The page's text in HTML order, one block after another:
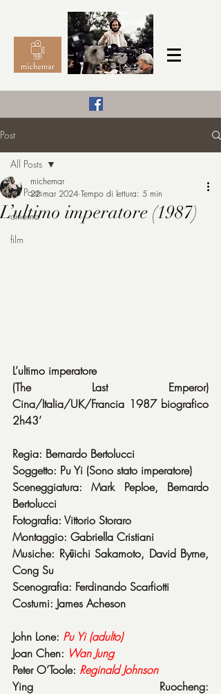
michemar
Post
All Posts
cinema
film
All Posts
L’ultimo imperatore (1987)
michemar
22 mar 2024 Tempo di lettura: 5 min
L’ultimo imperatore
(The Last Emperor)
Cina/Italia/UK/Francia 1987 biografico
2h43’
Regia: Bernardo Bertolucci
Soggetto: Pu Yi (Sono stato imperatore)
Sceneggiatura: Mark Peploe, Bernardo
Bertolucci
Fotografia: Vittorio Storaro
Montaggio: Gabriella Cristiani
Musiche: Ryūichi Sakamoto, David Byrne,
Cong Su
Scenografia: Ferdinando Scarfiotti
Costumi: James Acheson
John Lone: Pu Yi (adulto)
Joan Chen: Wan Jung
Peter O’Toole: Reginald Johnson